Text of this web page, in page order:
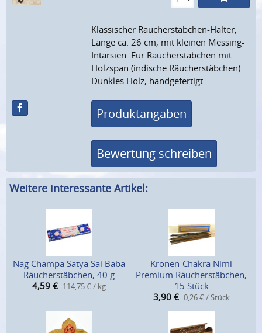
Klassischer Räucherstäbchen-Halter,
Länge ca. 26 cm, mit kleinen Messing-
Intarsien. Für Räucherstäbchen mit
Holzspan (indische Räucherstäbchen).
Dunkles Holz, handgefertigt.
Produktangaben
Bewertung schreiben
Weitere interessante Artikel:
Nag Champa Satya Sai Baba
Räucherstäbchen, 40 g
4,59 € 114,75 € / kg
Kronen-Chakra Nimi
Premium Räucherstäbchen,
15 Stück
3,90 € 0,26 € / Stück